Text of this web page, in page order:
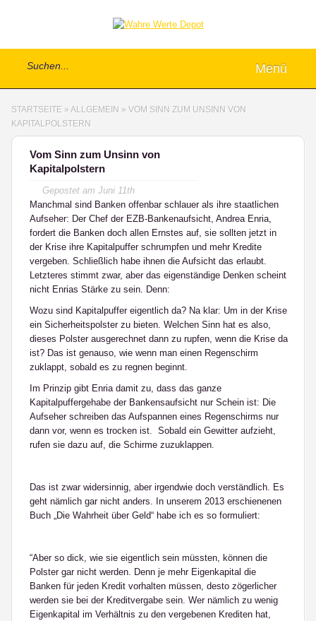
Menü
STARTSEITE » ALLGEMEIN » VOM SINN ZUM UNSINN VON
KAPITALPOLSTERN
Vom Sinn zum Unsinn von
Kapitalpolstern
Gepostet am Juni 11th
Manchmal sind Banken offenbar schlauer als ihre staatlichen
Aufseher: Der Chef der EZB-Banken­auf­sicht, Andrea Enria,
fordert die Banken doch allen Ernstes auf, sie sollten jetzt in
der Krise ihre Kapitalpuffer schrumpfen und mehr Kredite
vergeben. Schließlich habe ihnen die Aufsicht das erlaubt.
Letzteres stimmt zwar, aber das eigenständige Denken scheint
nicht Enrias Stärke zu sein. Denn:
Wozu sind Kapitalpuffer eigentlich da? Na klar: Um in der Krise
ein Sicherheitspolster zu bieten. Welchen Sinn hat es also,
dieses Polster ausgerechnet dann zu rupfen, wenn die Krise da
ist? Das ist genauso, wie wenn man einen Regenschirm
zuklappt, sobald es zu regnen beginnt.
Im Prinzip gibt Enria damit zu, dass das ganze
Kapitalpuffergehabe der Bankensaufsicht nur Schein ist: Die
Aufseher schreiben das Aufspannen eines Regenschirms nur
dann vor, wenn es trocken ist. Sobald ein Gewitter aufzieht,
rufen sie dazu auf, die Schirme zuzuklappen.
Das ist zwar widersinnig, aber irgendwie doch verständlich. Es
geht nämlich gar nicht anders. In unserem 2013 erschienenen
Buch „Die Wahrheit über Geld“ habe ich es so formuliert:
“Aber so dick, wie sie eigentlich sein müssten, können die
Polster gar nicht werden. Denn je mehr Eigenkapital die
Banken für jeden Kredit vorhalten müssen, desto zögerlicher
werden sie bei der Kreditvergabe sein. Wer nämlich zu wenig
Eigenkapital im Verhältnis zu den vergebenen Krediten hat,